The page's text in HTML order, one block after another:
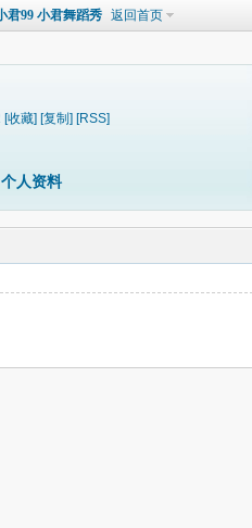
君99 小君舞蹈秀 返回首页
[收藏] [复制] [RSS]
个人资料